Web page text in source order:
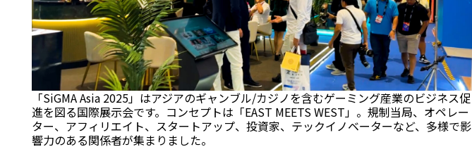
「SiGMA Asia 2025」はアジアのギャンブル/カジノを含むゲーミング産業のビジネス促
進を図る国際展示会です。コンセプトは「EAST MEETS WEST」。規制当局、オペレー
ター、アフィリエイト、スタートアップ、投資家、テックイノベーターなど、多様で影
響力のある関係者が集まりました。